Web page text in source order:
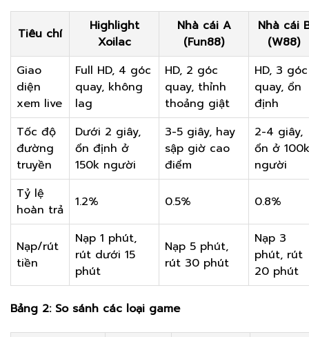
Tiêu chí
Highlight
Xoilac
Nhà cái A
(Fun88)
Nhà cái
(W88)
Giao
diện
xem live
Full HD, 4 góc
quay, không
lag
HD, 2 góc
quay, thỉnh
thoảng giật
HD, 3 góc
quay, ổn
định
Tốc độ
đường
truyền
Dưới 2 giây,
ổn định ở
150k người
3-5 giây, hay
sập giờ cao
điểm
2-4 giây,
ổn ở 100k
người
Tỷ lệ
hoàn trả
1.2% 0.5% 0.8%
Nạp/rút
tiền
Nạp 1 phút,
rút dưới 15
phút
Nạp 5 phút,
rút 30 phút
Nạp 3
phút, rút
20 phút
Bảng 2: So sánh các loại game